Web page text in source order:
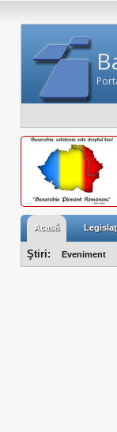
Acasă
Ştiri: Eveniment